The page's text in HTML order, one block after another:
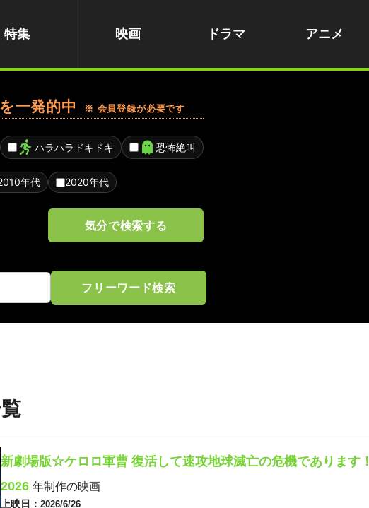
特集 映画 ドラマ アニメ
一発的中 ※ 会員登録が必要です
ハラハラドキドキ 恐怖絶叫
年代 2020年代
気分で検索する
フリーワード検索
新劇場版☆ケロロ軍曹 復活して速攻地球滅亡の危機であります！
2026 年制作の映画
上映日： 2026/6/26